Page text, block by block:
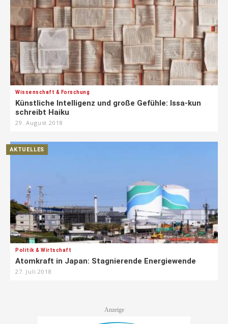
Wissenschaft & Forschung
Künstliche Intelligenz und große Gefühle: Issa-kun
schreibt Haiku
29. August 2018
AKTUELLES
Politik & Wirtschaft
Atomkraft in Japan: Stagnierende Energiewende
27. Juli 2018